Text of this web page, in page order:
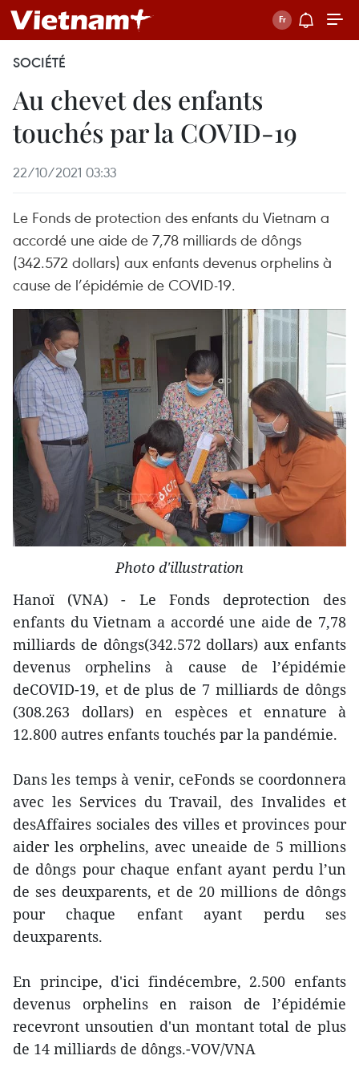
SOCIÉTÉ
Au chevet des enfants
touchés par la COVID-19
22/10/2021 03:33
Le Fonds de protection des enfants du Vietnam a
accordé une aide de 7,78 milliards de dôngs
(342.572 dollars) aux enfants devenus orphelins à
cause de l’épidémie de COVID-19.
Photo d'illustration
Hanoï (VNA) - Le Fonds deprotection des
enfants du Vietnam a accordé une aide de 7,78
milliards de dôngs(342.572 dollars) aux enfants
devenus orphelins à cause de l’épidémie
deCOVID-19, et de plus de 7 milliards de dôngs
(308.263 dollars) en espèces et ennature à
12.800 autres enfants touchés par la pandémie.
Dans les temps à venir, ceFonds se coordonnera
avec les Services du Travail, des Invalides et
desAffaires sociales des villes et provinces pour
aider les orphelins, avec uneaide de 5 millions
de dôngs pour chaque enfant ayant perdu l’un
de ses deuxparents, et de 20 millions de dôngs
pour chaque enfant ayant perdu ses
deuxparents.
En principe, d'ici findécembre, 2.500 enfants
devenus orphelins en raison de l’épidémie
recevront unsoutien d'un montant total de plus
de 14 milliards de dôngs.-VOV/VNA